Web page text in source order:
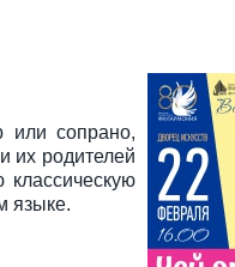
или сопрано,
их родителей
языке.